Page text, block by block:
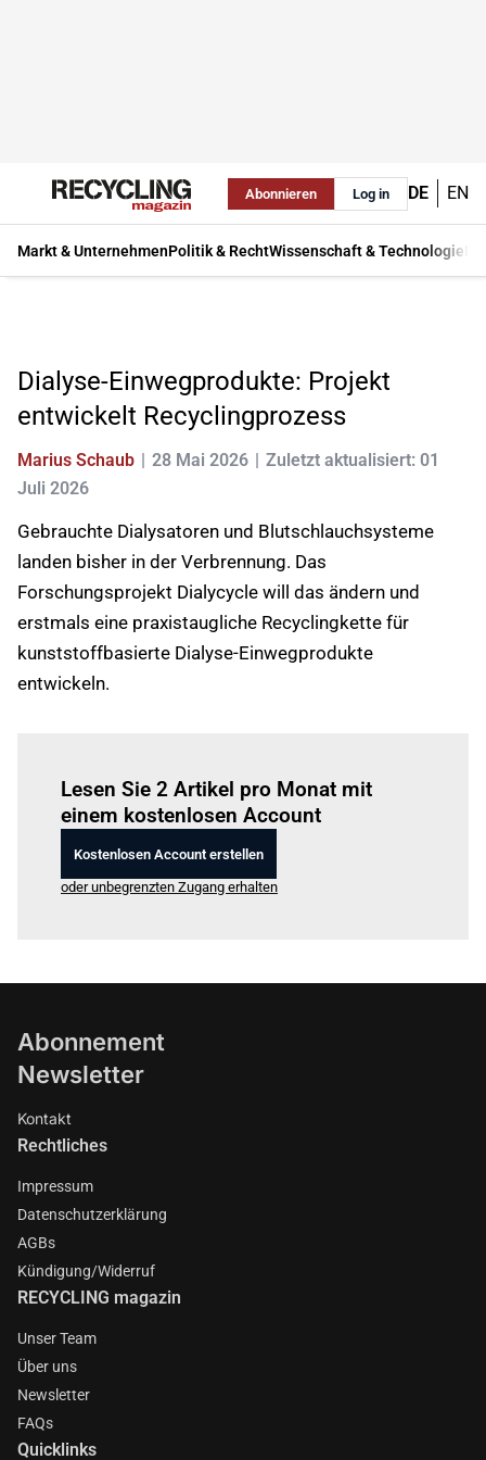
Abonnieren Log in DE EN
Markt & UnternehmenPolitik & RechtWissenschaft & Technologie
Dialyse-Einwegprodukte: Projekt
entwickelt Recyclingprozess
Marius Schaub 28 Mai 2026
Zuletzt aktualisiert: 01
Juli 2026
Gebrauchte Dialysatoren und Blutschlauchsysteme
landen bisher in der Verbrennung. Das
Forschungsprojekt Dialycycle will das ändern und
erstmals eine praxistaugliche Recyclingkette für
kunststoffbasierte Dialyse-Einwegprodukte
entwickeln.
Lesen Sie 2 Artikel pro Monat mit
einem kostenlosen Account
Kostenlosen Account erstellen
oder unbegrenzten Zugang erhalten
Abonnement
Newsletter
Kontakt
Rechtliches
Impressum
Datenschutzerklärung
AGBs
Kündigung/Widerruf
RECYCLING magazin
Unser Team
Über uns
Newsletter
FAQs
Quicklinks